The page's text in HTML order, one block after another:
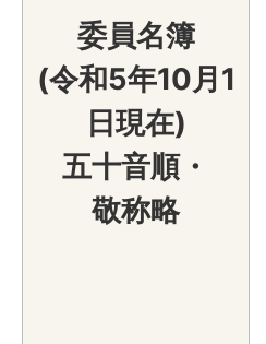
委員名簿
(令和5年10月1
日現在)
五十音順・
敬称略